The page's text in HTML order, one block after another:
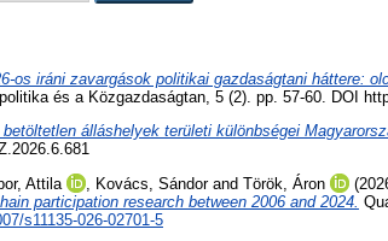
os iráni zavargások politikai gazdaságtani háttere:
és a Közgazdaságtan, 5 (2). pp. 57-60. DOI
álláshelyek területi különbségei
Attila , Kovács, Sándorand Török, Áron
participation research between 2006 and 2024.
s11135-026-02701-5